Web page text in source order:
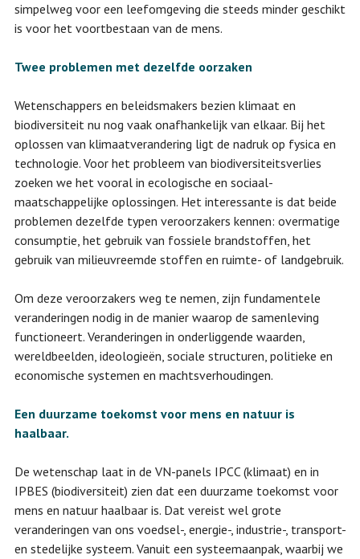
simpelweg voor een leefomgeving die steeds minder geschikt
is voor het voortbestaan van de mens.
Twee problemen met dezelfde oorzaken
Wetenschappers en beleidsmakers bezien klimaat en
biodiversiteit nu nog vaak onafhankelijk van elkaar. Bij het
oplossen van klimaatverandering ligt de nadruk op fysica en
technologie. Voor het probleem van biodiversiteitsverlies
zoeken we het vooral in ecologische en sociaal-
maatschappelijke oplossingen. Het interessante is dat beide
problemen dezelfde typen veroorzakers kennen: overmatige
consumptie, het gebruik van fossiele brandstoffen, het
gebruik van milieuvreemde stoffen en ruimte- of landgebruik.
Om deze veroorzakers weg te nemen, zijn fundamentele
veranderingen nodig in de manier waarop de samenleving
functioneert. Veranderingen in onderliggende waarden,
wereldbeelden, ideologieën, sociale structuren, politieke en
economische systemen en machtsverhoudingen.
Een duurzame toekomst voor mens en natuur is
haalbaar.
De wetenschap laat in de VN-panels IPCC (klimaat) en in
IPBES (biodiversiteit) zien dat een duurzame toekomst voor
mens en natuur haalbaar is. Dat vereist wel grote
veranderingen van ons voedsel-, energie-, industrie-, transport-
en stedelijke systeem. Vanuit een systeemaanpak, waarbij we